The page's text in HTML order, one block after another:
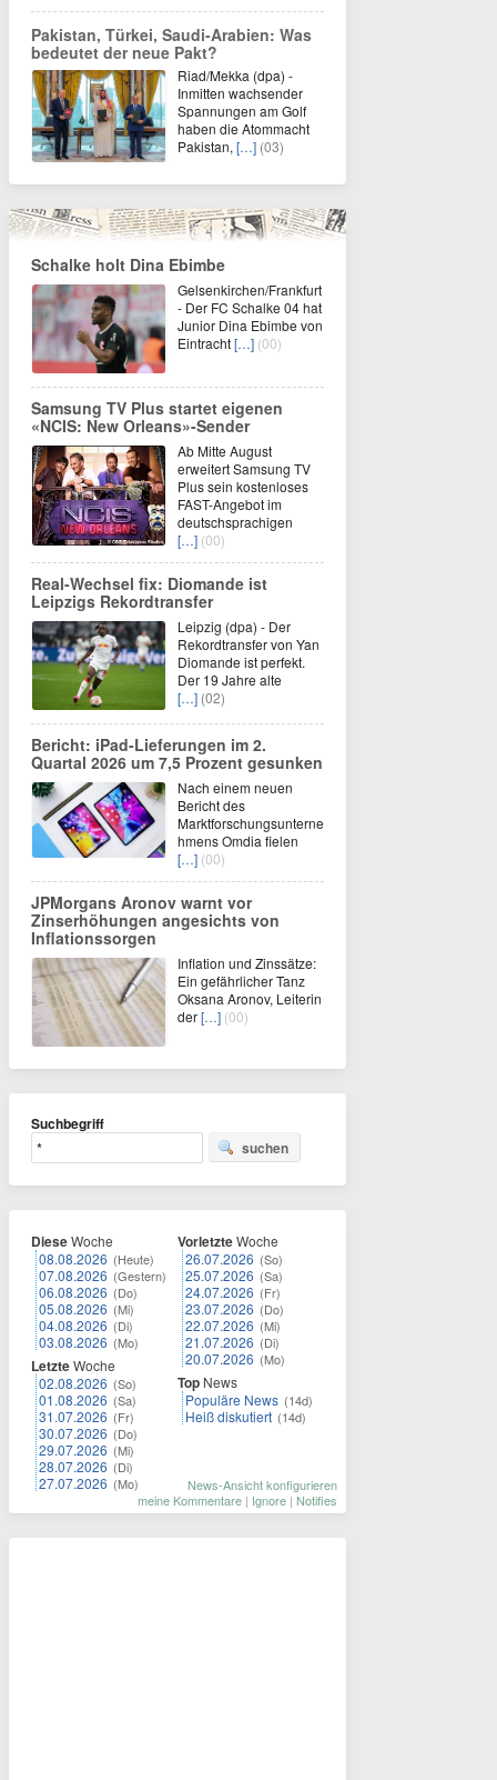
Pakistan, Türkei, Saudi-Arabien: Was
bedeutet der neue Pakt?
Riad/Mekka (dpa) -
Inmitten wachsender
Spannungen am Golf
haben die Atommacht
Pakistan, […] (03)
Schalke holt Dina Ebimbe
Gelsenkirchen/Frankfurt
- Der FC Schalke 04 hat
Junior Dina Ebimbe von
Eintracht[…] (00)
Samsung TV Plus startet eigenen
«NCIS: New Orleans»-Sender
Ab Mitte August
erweitert Samsung TV
Plus sein kostenloses
FAST-Angebot im
deutschsprachigen
[…] (00)
Real-Wechsel fix: Diomande ist
Leipzigs Rekordtransfer
Leipzig (dpa) - Der
Rekordtransfer von Yan
Diomande ist perfekt.
Der 19 Jahre alte
[…] (02)
Bericht: iPad-Lieferungen im 2.
Quartal 2026 um 7,5 Prozent gesunken
Nach einem neuen
Bericht des
Marktforschungsunterne
hmens Omdia fielen
[…] (00)
JPMorgans Aronov warnt vor
Zinserhöhungen angesichts von
Inflationssorgen
Inflation und Zinssätze:
Ein gefährlicher Tanz
Oksana Aronov, Leiterin
der[…] (00)
Suchbegriff
suchen
DieseWoche
08.08.2026 (Heute)
07.08.2026 (Gestern)
06.08.2026 (Do)
05.08.2026 (Mi)
04.08.2026 (Di)
03.08.2026 (Mo)
LetzteWoche
02.08.2026 (So)
01.08.2026 (Sa)
31.07.2026 (Fr)
30.07.2026 (Do)
29.07.2026 (Mi)
28.07.2026 (Di)
27.07.2026 (Mo)
VorletzteWoche
26.07.2026 (So)
25.07.2026 (Sa)
24.07.2026 (Fr)
23.07.2026 (Do)
22.07.2026 (Mi)
21.07.2026 (Di)
20.07.2026 (Mo)
Top News
Populäre News (14d)
Heiß diskutiert (14d)
News-Ansicht konfigurieren
meine Kommentare | Ignore | Notifies